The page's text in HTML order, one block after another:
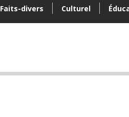
Faits-divers Culturel